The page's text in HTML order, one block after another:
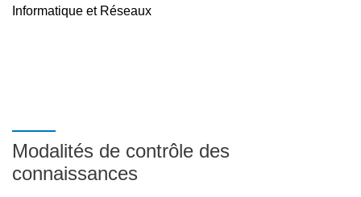
Informatique et Réseaux
Modalités de contrôle des
connaissances